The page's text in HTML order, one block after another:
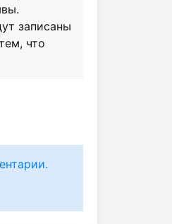
записаны
что